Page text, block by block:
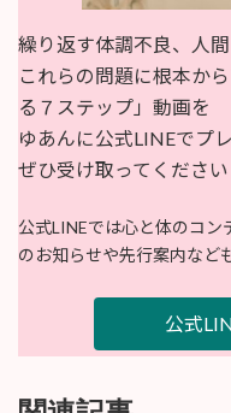
繰り返す体調不良、人
これらの問題に根本か
る７ステップ」動画を
ゆあんに公式LINEでプ
ぜひ受け取ってください
公式LINEでは心と体のコ
のお知らせや先行案内など
公式